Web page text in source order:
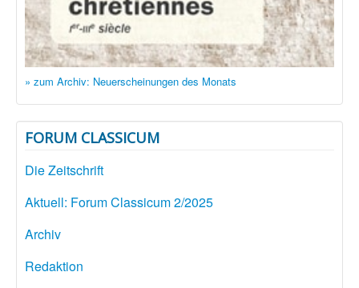
» zum Archiv: Neuerscheinungen des Monats
FORUM CLASSICUM
Die Zeitschrift
Aktuell: Forum Classicum 2/2025
Archiv
Redaktion